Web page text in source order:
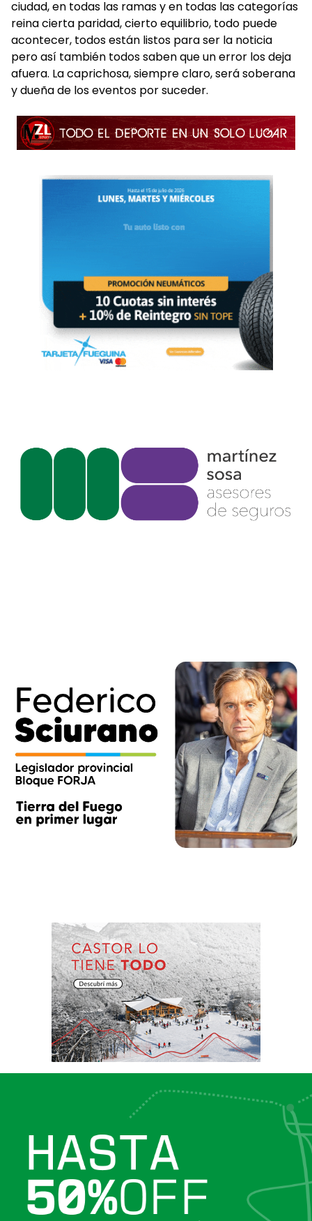
ciudad, en todas las ramas y en todas las categorías
reina cierta paridad, cierto equilibrio, todo puede
acontecer, todos están listos para ser la noticia
pero así también todos saben que un error los deja
afuera. La caprichosa, siempre claro, será soberana
y dueña de los eventos por suceder.